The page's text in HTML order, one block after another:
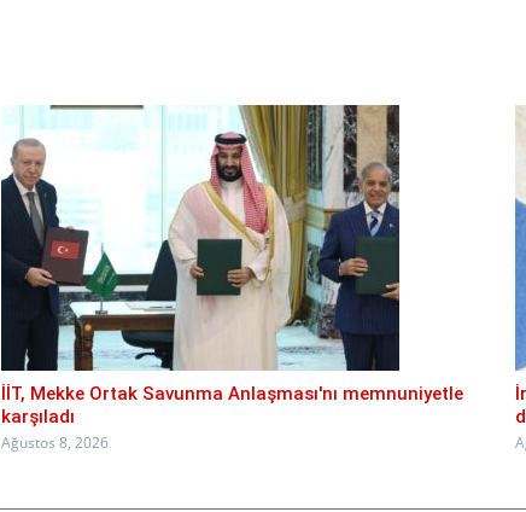
İİT, Mekke Ortak Savunma Anlaşması'nı memnuniyetle
karşıladı
Ağustos 8, 2026